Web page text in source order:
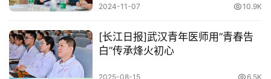
2024-11-07 10.9K
[长江日报]武汉青年医师用“青春告
白”传承烽火初心
2025-08-15 6.5K